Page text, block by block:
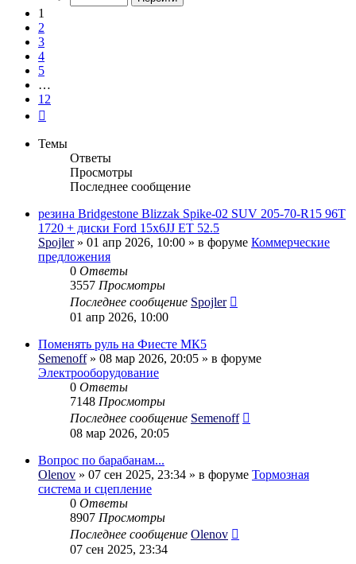
1
2
3
4
5
…
12
Темы
Ответы
Просмотры
Последнее сообщение
резина Bridgestone Blizzak Spike-02 SUV 205-70-R15 96T
1720 + диски Ford 15x6JJ ET 52.5
Spojler» 01 апр 2026, 10:00 » в форуме Коммерческие
предложения
0 Ответы
3557 Просмотры
Последнее сообщение Spojler
01 апр 2026, 10:00
Поменять руль на Фиесте МК5
Semenoff» 08 мар 2026, 20:05 » в форуме
Электрооборудование
0 Ответы
7148 Просмотры
Последнее сообщение Semenoff
08 мар 2026, 20:05
Вопрос по барабанам...
Olenov » 07 сен 2025, 23:34 » в форуме Тормозная
система и сцепление
0 Ответы
8907 Просмотры
Последнее сообщение Olenov
07 сен 2025, 23:34